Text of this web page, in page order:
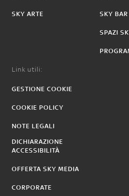
SKY ARTE SKY BAR
SPAZI
Link utili:
GESTIONE COOKIE
COOKIE POLICY
NOTE LEGALI
DICHIARAZIONE
ACCESSIBILITÀ
OFFERTA SKY MEDIA
CORPORATE